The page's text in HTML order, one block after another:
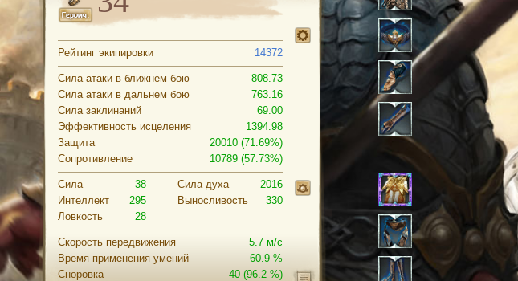
Рейтинг экипировки 14372
Сила атаки в ближнем бою
808.73
Сила атаки в дальнем бою
763.16
Сила заклинаний
69.00
Эффективность исцеления
1394.98
Защита
20010 (71.69%)
Сопротивление
10789 (57.73%)
Сила
38
Интеллект
295
Ловкость
28
Cила духа
2016
Выносливость
330
Скорость передвижения
5.7 м/с
Время применения умений
60.9 %
Сноровка
(96.2 %)
40